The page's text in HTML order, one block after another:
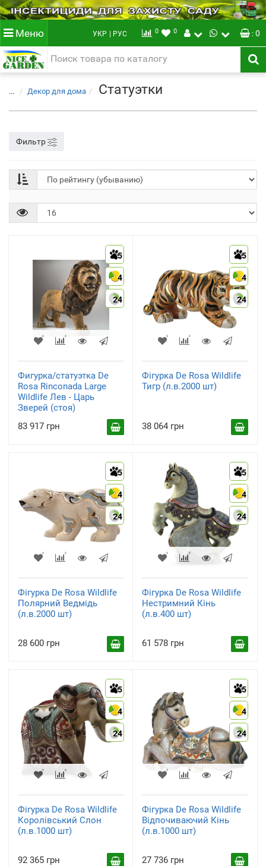
Меню УКР | РУС 0 0 : 0
... Декор для дома Статуэтки
Фильтр
5
4
24
Фигурка/статуэтка De
Rosa Rinconada Large
Wildlife Лев - Царь
Зверей (стоя)
83 917 грн
5
4
24
Фігурка De Rosa Wildlife
Тигр (л.в.2000 шт)
38 064 грн
5
4
24
Фігурка De Rosa Wildlife
Полярний Ведмідь
(л.в.2000 шт)
28 600 грн
5
4
24
Фігурка De Rosa Wildlife
Нестримний Кінь
(л.в.400 шт)
61 578 грн
5
4
24
Фігурка De Rosa Wildlife
Королівський Слон
(л.в.1000 шт)
92 365 грн
5
4
24
Фігурка De Rosa Wildlife
Відпочиваючий Кінь
(л.в.1000 шт)
27 736 грн